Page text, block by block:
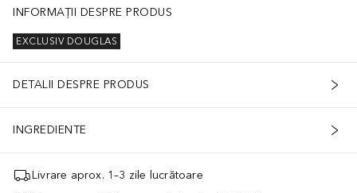
INFORMAȚII DESPRE PRODUS
EXCLUSIV DOUGLAS
DETALII DESPRE PRODUS
INGREDIENTE
Livrare aprox. 1–3 zile lucrătoare